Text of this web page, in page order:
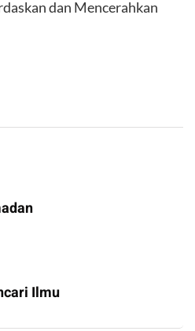
dan Mencerahkan
Ilmu